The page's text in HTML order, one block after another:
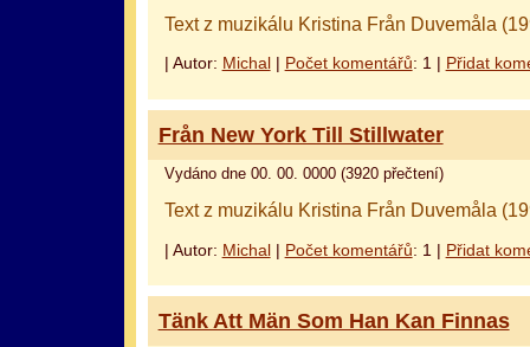
Text z muzikálu Kristina Från Duvemåla
| Autor: Michal| Počet komentářů: 1 | Přidat
Från New York Till Stillwater
Vydáno dne 00. 00. 0000 (3920 přečtení)
Text z muzikálu Kristina Från Duvemåla
| Autor: Michal| Počet komentářů: 1 | Přidat
Tänk Att Män Som Han Kan Finnas